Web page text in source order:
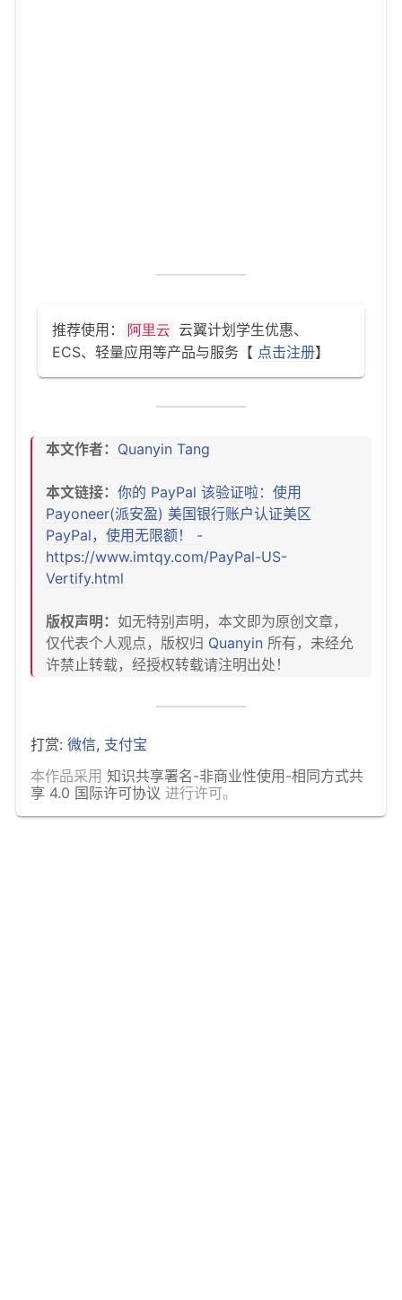
推荐使用： 阿里云 云翼计划学生优惠、
ECS、轻量应用等产品与服务【 点击注册】
本文作者： Quanyin Tang
本文链接： 你的 PayPal 该验证啦：使用
Payoneer(派安盈) 美国银行账户认证美区
PayPal，使用无限额！ -
https://www.imtqy.com/PayPal-US-
Vertify.html
版权声明： 如无特别声明，本文即为原创文章，
仅代表个人观点，版权归 Quanyin 所有，未经允
许禁止转载，经授权转载请注明出处！
打赏: 微信, 支付宝
本作品采用 知识共享署名-非商业性使用-相同方式共
享 4.0 国际许可协议 进行许可。